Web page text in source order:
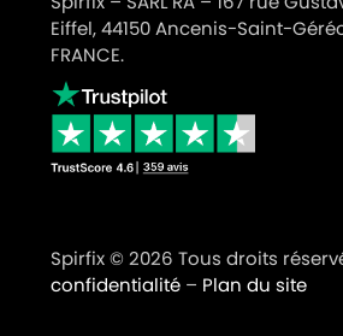
AKA
AKA
AKA
AKA
AKA
Eiffel, 44150 Ancenis-Saint-
FRANCE.
Spirfix © 2026 Tous droits
confidentialité– Plan du site